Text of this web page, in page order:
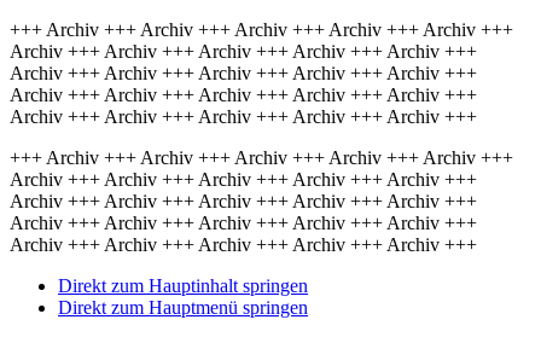
+++ Archiv +++ Archiv +++ Archiv +++ Archiv +++ Archiv +++
Archiv +++ Archiv +++ Archiv +++ Archiv +++ Archiv +++
Archiv +++ Archiv +++ Archiv +++ Archiv +++ Archiv +++
Archiv +++ Archiv +++ Archiv +++ Archiv +++ Archiv +++
Archiv +++ Archiv +++ Archiv +++ Archiv +++ Archiv +++
+++ Archiv +++ Archiv +++ Archiv +++ Archiv +++ Archiv +++
Archiv +++ Archiv +++ Archiv +++ Archiv +++ Archiv +++
Archiv +++ Archiv +++ Archiv +++ Archiv +++ Archiv +++
Archiv +++ Archiv +++ Archiv +++ Archiv +++ Archiv +++
Archiv +++ Archiv +++ Archiv +++ Archiv +++ Archiv +++
Direkt zum Hauptinhalt springen
Direkt zum Hauptmenü springen